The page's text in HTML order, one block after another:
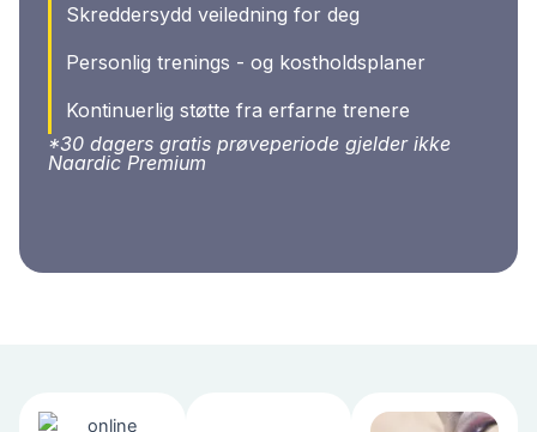
Skreddersydd veiledning for deg
Personlig trenings - og kostholdsplaner
Kontinuerlig støtte fra erfarne trenere
*30 dagers gratis prøveperiode gjelder ikke
Naardic Premium